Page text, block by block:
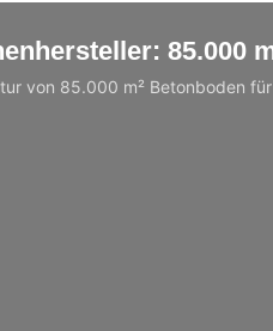
85.000
von 85.000 m² Betonboden